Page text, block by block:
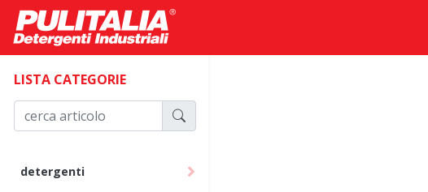
LISTA CATEGORIE
detergenti